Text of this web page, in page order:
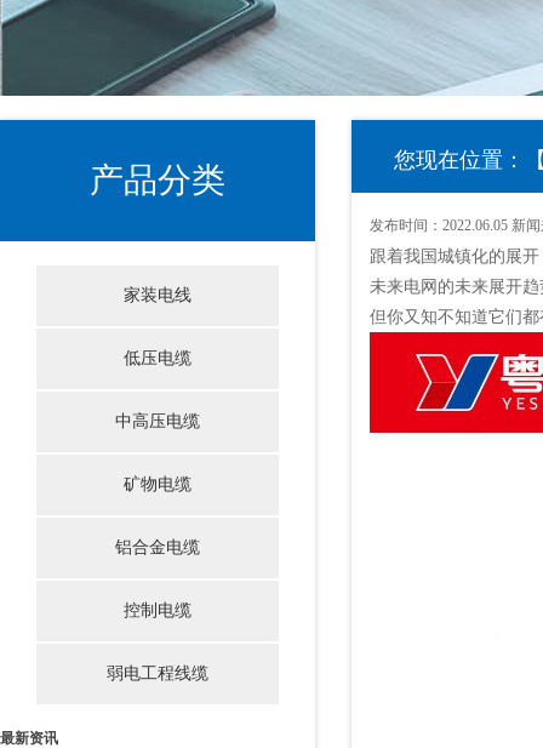
产品分类
家装电线
低压电缆
中高压电缆
矿物电缆
铝合金电缆
控制电缆
弱电工程线缆
最新资讯
您现在位置：
发布时间： 2022.06.05 新
跟着我国城镇化的展
未来电网的未来展开
但你又知不知道它们